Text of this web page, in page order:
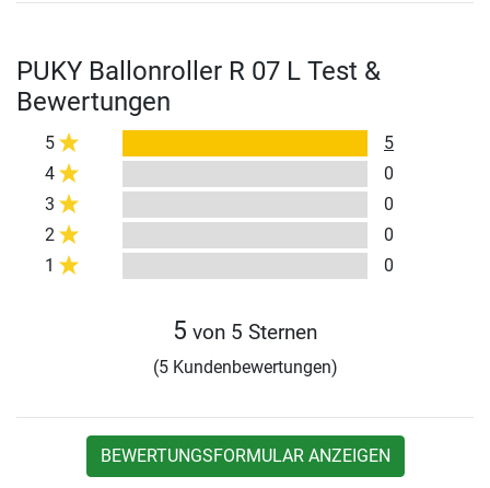
PUKY Ballonroller R 07 L Test &
Bewertungen
5
5
4
0
3
0
2
0
1
0
5 von 5 Sternen
(5 Kundenbewertungen)
BEWERTUNGSFORMULAR ANZEIGEN